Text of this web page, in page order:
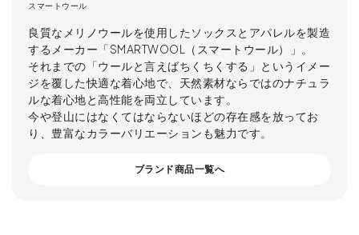
スマートウール
良質なメリノウールを使用したソックスとアパレルを製造
するメーカー「SMARTWOOL（スマートウール）」。
それまでの「ウールと言えばちくちくする」というイメー
ジを覆した快適な着心地で、天然素材ならではのナチュラ
ルな着心地と高性能を両立しています。
今や登山にはなくてはならないほどの存在感を放ってお
り、豊富なカラーバリエーションも魅力です。
ブランド商品一覧へ